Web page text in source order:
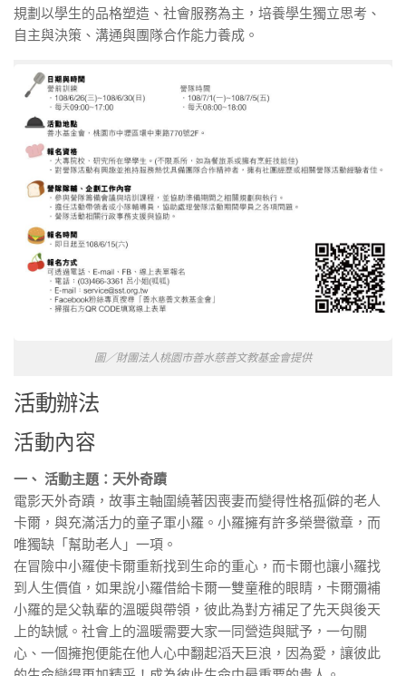
規劃以學生的品格塑造、社會服務為主，培養學生獨立思考、
自主與決策、溝通與團隊合作能力養成。
圖／財團法人桃園市善水慈善文教基金會提供
活動辦法
活動內容
一、 活動主題：天外奇蹟
電影天外奇蹟，故事主軸圍繞著因喪妻而變得性格孤僻的老人
卡爾，與充滿活力的童子軍小羅。小羅擁有許多榮譽徽章，而
唯獨缺「幫助老人」一項。
在冒險中小羅使卡爾重新找到生命的重心，而卡爾也讓小羅找
到人生價值，如果說小羅借給卡爾一雙童稚的眼睛，卡爾彌補
小羅的是父執輩的溫暖與帶領，彼此為對方補足了先天與後天
上的缺憾。社會上的溫暖需要大家一同營造與賦予，一句關
心、一個擁抱便能在他人心中翻起滔天巨浪，因為愛，讓彼此